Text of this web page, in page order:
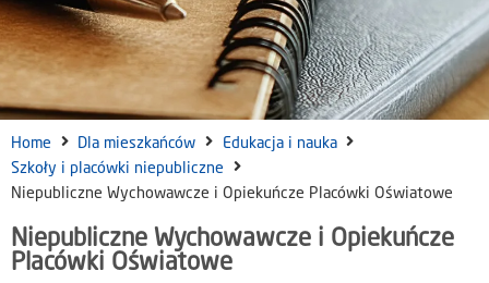
Home Dla mieszkańców
Edukacja i nauka
Szkoły i placówki niepubliczne
Niepubliczne Wychowawcze i Opiekuńcze Placówki Oświatowe
Niepubliczne Wychowawcze i Opiekuńcze
Placówki Oświatowe